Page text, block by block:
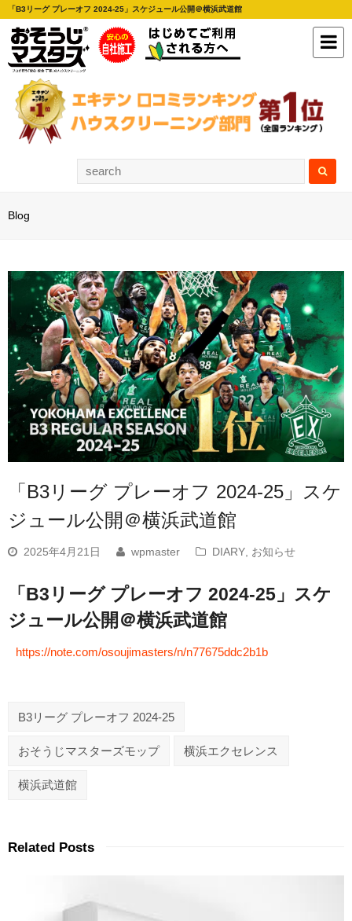
「B3リーグ プレーオフ 2024-25」スケジュール公開＠横浜武道館
Blog
「B3リーグ プレーオフ 2024-25」スケ
ジュール公開＠横浜武道館
2025年4月21日 wpmaster DIARY, お知らせ
「B3リーグ プレーオフ 2024-25」スケ
ジュール公開＠横浜武道館
https://note.com/osoujimasters/n/n77675ddc2b1b
B3リーグ プレーオフ 2024-25
おそうじマスターズモップ 横浜エクセレンス
横浜武道館
Related Posts